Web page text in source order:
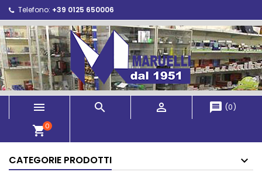
Telefono: +39 0125 650006
   message (0)
shopping_cart0
CATEGORIE PRODOTTI